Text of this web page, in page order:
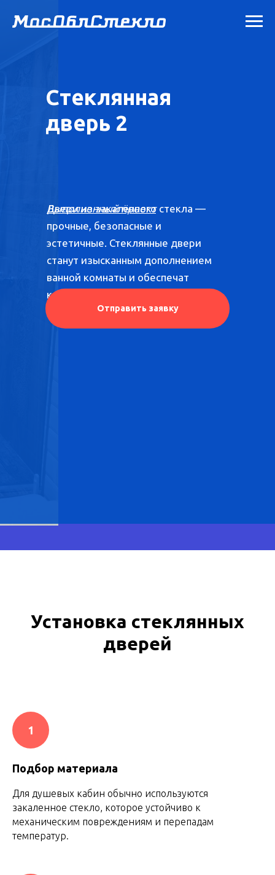
Стеклянная
дверь 2
Двери из закалённого стекла —
прочные, безопасные и
эстетичные. Стеклянные двери
станут изысканным дополнением
ванной комнаты и обеспечат
комфорт во время водных
Отправить заявку
Выполненный проект
Установка стеклянных
дверей
1
Подбор материала
Для душевых кабин обычно используются
закаленное стекло, которое устойчиво к
механическим повреждениям и перепадам
температур.